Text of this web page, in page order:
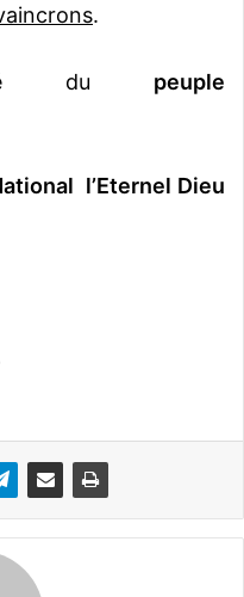
.
du peuple
l’Eternel Dieu